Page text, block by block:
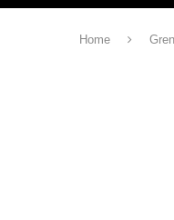
Home